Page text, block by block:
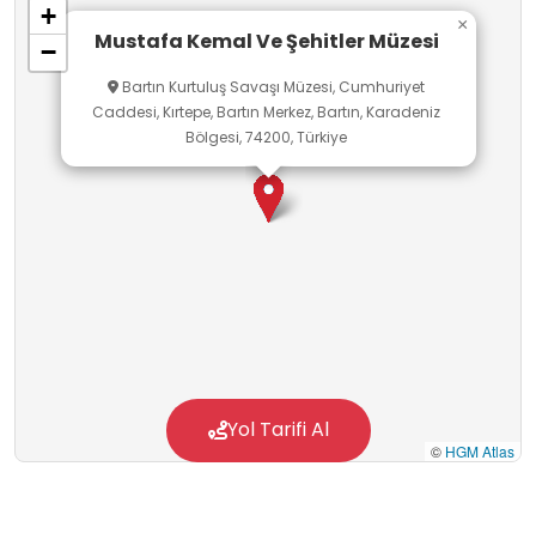
Son katımızda Bartınlı terör şehitlerimiz
anlatılmakta ve şehitlerimize ithafen asker
künyelerimiz müze tavanından aşağıya
Mustafa Kemal Ve Şehitler Müzesi
Bartın Kurtuluş Savaşı Müzesi, Cumhuriyet
Caddesi, Kırtepe, Bartın Merkez, Bartın, Karadeniz
Bölgesi, 74200, Türkiye
×
+
−
© HGM Atlas
Yol Tarifi Al